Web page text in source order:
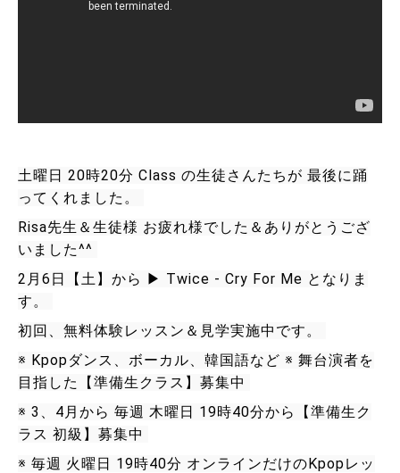
土曜日 20時20分 Class の生徒さんたちが 最後に踊
ってくれました。
Risa先生＆生徒様 お疲れ様でした＆ありがとうござ
いました^^
2月6日【土】から ▶ Twice - Cry For Me となりま
す。
初回、無料体験レッスン＆見学実施中です。
※ Kpopダンス、ボーカル、韓国語など ※ 舞台演者を
目指した【準備生クラス】募集中
※ 3、4月から 毎週 木曜日 19時40分から【準備生ク
ラス 初級】募集中
※ 毎週 火曜日 19時40分 オンラインだけのKpopレッ